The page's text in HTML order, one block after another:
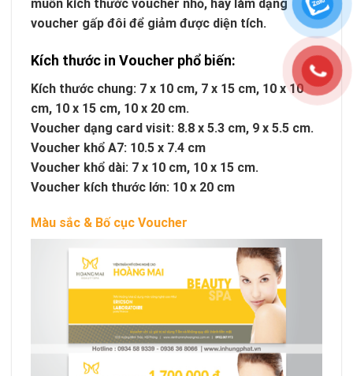
muốn kích thước voucher nhỏ, hãy làm dạng
voucher gấp đôi để giảm được diện tích.
Kích thước in Voucher phổ biến:
Kích thước chung: 7 x 10 cm, 7 x 15 cm, 10 x 10
cm, 10 x 15 cm, 10 x 20 cm.
Voucher dạng card visit: 8.8 x 5.3 cm, 9 x 5.5 cm.
Voucher khổ A7: 10.5 x 7.4 cm
Voucher khổ dài: 7 x 10 cm, 10 x 15 cm.
Voucher kích thước lớn: 10 x 20 cm
Màu sắc & Bố cục Voucher